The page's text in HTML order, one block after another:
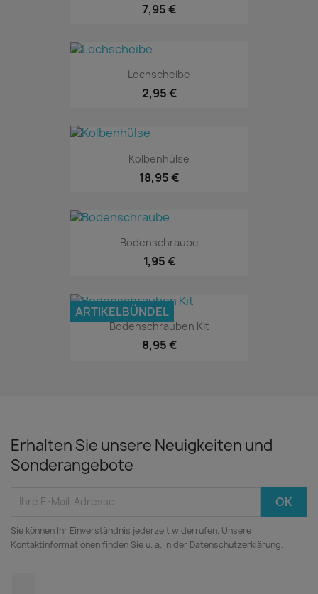
7,95 €
Lochscheibe
2,95 €
Kolbenhülse
18,95 €
Bodenschraube
1,95 €
Bodenschrauben Kit
8,95 €
ARTIKELBÜNDEL
Erhalten Sie unsere Neuigkeiten und
Sonderangebote
Sie können Ihr Einverständnis jederzeit widerrufen. Unsere
Kontaktinformationen finden Sie u. a. in der Datenschutzerklärung.